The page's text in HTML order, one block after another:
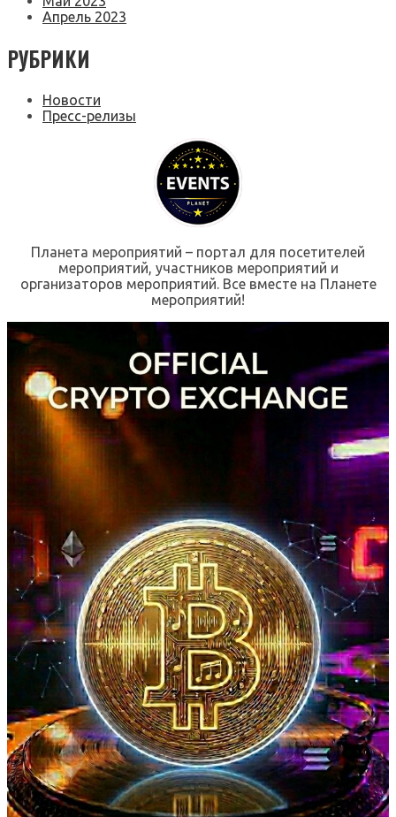
Апрель 2023
РУБРИКИ
Новости
Пресс-релизы
Планета мероприятий – портал для посетителей
мероприятий, участников мероприятий и
организаторов мероприятий. Все вместе на Планете
мероприятий!